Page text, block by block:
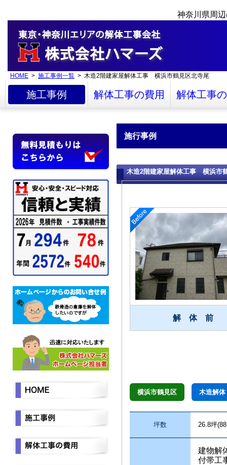
神奈川県周
HOME > 施工事例一覧 > 木造2階建家屋解体工事 横浜市鶴見区北寺尾
施工事例 解体工事の費用 解体工事
施行事例
木造2階建家屋解体工事 横浜市
解 体 前
横浜市鶴見区 木造解体
坪数 26.8坪
建物解
付帯工